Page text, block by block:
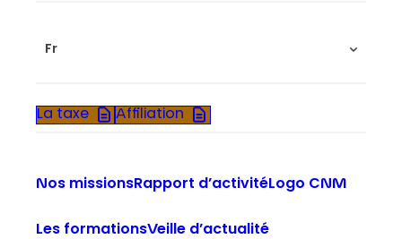
Fr
La taxe Affiliation
Nos missionsRapport d’activitéLogo CNM
Les formationsVeille d’actualité